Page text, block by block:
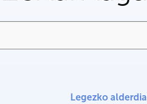
Legezko